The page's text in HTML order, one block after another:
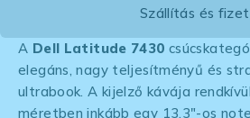
Szállítás és
A Dell Latitude 7430
elegáns, nagy teljesítményű és
ultrabook. A kijelző kávája
méretben inkább egy 13.3″-os